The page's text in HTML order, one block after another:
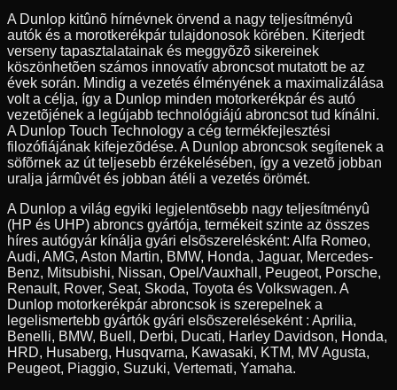
A Dunlop kitûnõ hírnévnek örvend a nagy teljesítményû
autók és a morotkerékpár tulajdonosok körében. Kiterjedt
verseny tapasztalatainak és meggyõzõ sikereinek
köszönhetõen számos innovatív abroncsot mutatott be az
évek során. Mindig a vezetés élményének a maximalizálása
volt a célja, így a Dunlop minden motorkerékpár és autó
vezetõjének a legújabb technológiájú abroncsot tud kínálni.
A Dunlop Touch Technology a cég termékfejlesztési
filozófiájának kifejezõdése. A Dunlop abroncsok segítenek a
söfõrnek az út teljesebb érzékelésében, így a vezetõ jobban
uralja jármûvét és jobban átéli a vezetés örömét.
A Dunlop a világ egyiki legjelentõsebb nagy teljesítményû
(HP és UHP) abroncs gyártója, termékeit szinte az összes
híres autógyár kínálja gyári elsõszerelésként: Alfa Romeo,
Audi, AMG, Aston Martin, BMW, Honda, Jaguar, Mercedes-
Benz, Mitsubishi, Nissan, Opel/Vauxhall, Peugeot, Porsche,
Renault, Rover, Seat, Skoda, Toyota és Volkswagen. A
Dunlop motorkerékpár abroncsok is szerepelnek a
legelismertebb gyártók gyári elsõszereléseként : Aprilia,
Benelli, BMW, Buell, Derbi, Ducati, Harley Davidson, Honda,
HRD, Husaberg, Husqvarna, Kawasaki, KTM, MV Agusta,
Peugeot, Piaggio, Suzuki, Vertemati, Yamaha.